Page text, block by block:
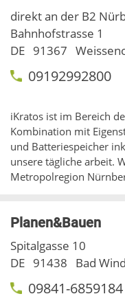
direkt an der B2
Bahnhofstrasse 1
DE 91367
09192992800
iKratos ist im Bereich
Kombination mit
und Batteriespeicher
unsere tägliche arbeit.
Metropolregion
Planen&Bauen
Spitalgasse 10
DE 91438 Bad
09841-6859184